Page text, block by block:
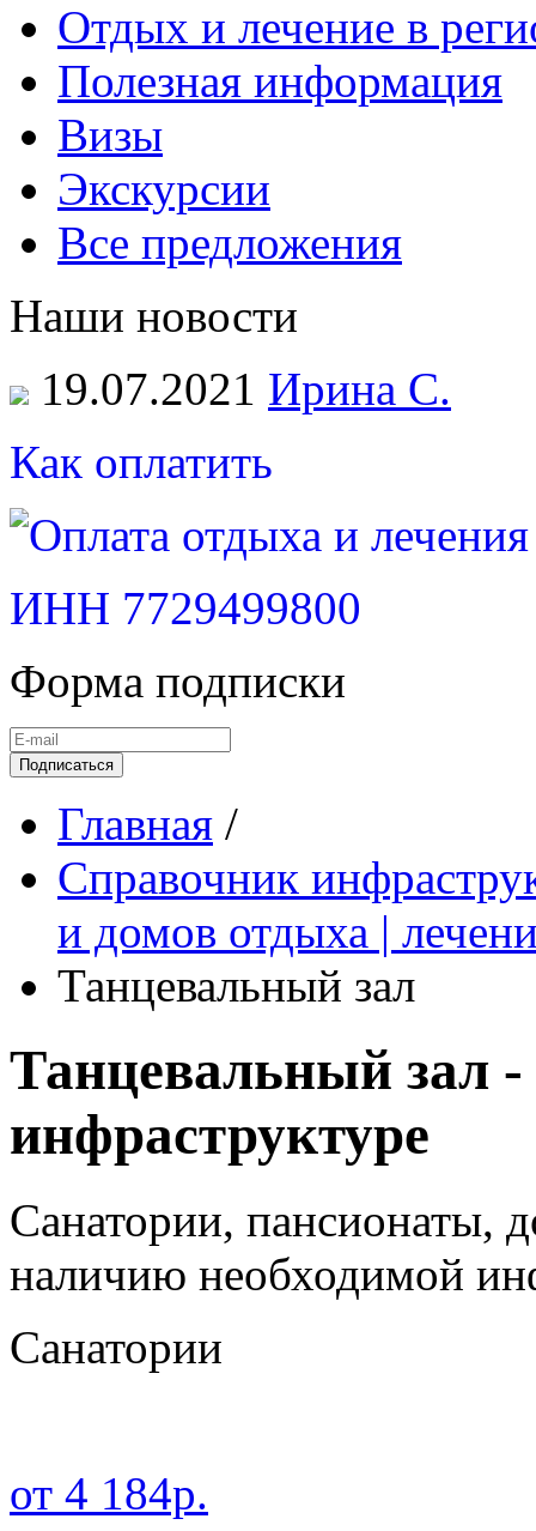
Отдых и лечение в
Полезная информация
Визы
Экскурсии
Все предложения
Наши новости
19.07.2021 Ирина С.
Как оплатить
ИНН 7729499800
Форма подписки
Подписаться
Главная /
Справочник
и домов отдыха |
Танцевальный зал
Танцевальный зал
инфраструктуре
Санатории, пансионаты,
наличию необходимой
Санатории
от 4 184р.